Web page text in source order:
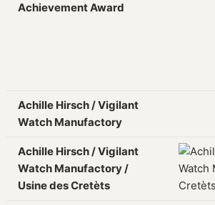
Achievement Award
Achille Hirsch / Vigilant
Watch Manufactory
Achille Hirsch / Vigilant
Watch Manufactory /
Usine des Cretèts